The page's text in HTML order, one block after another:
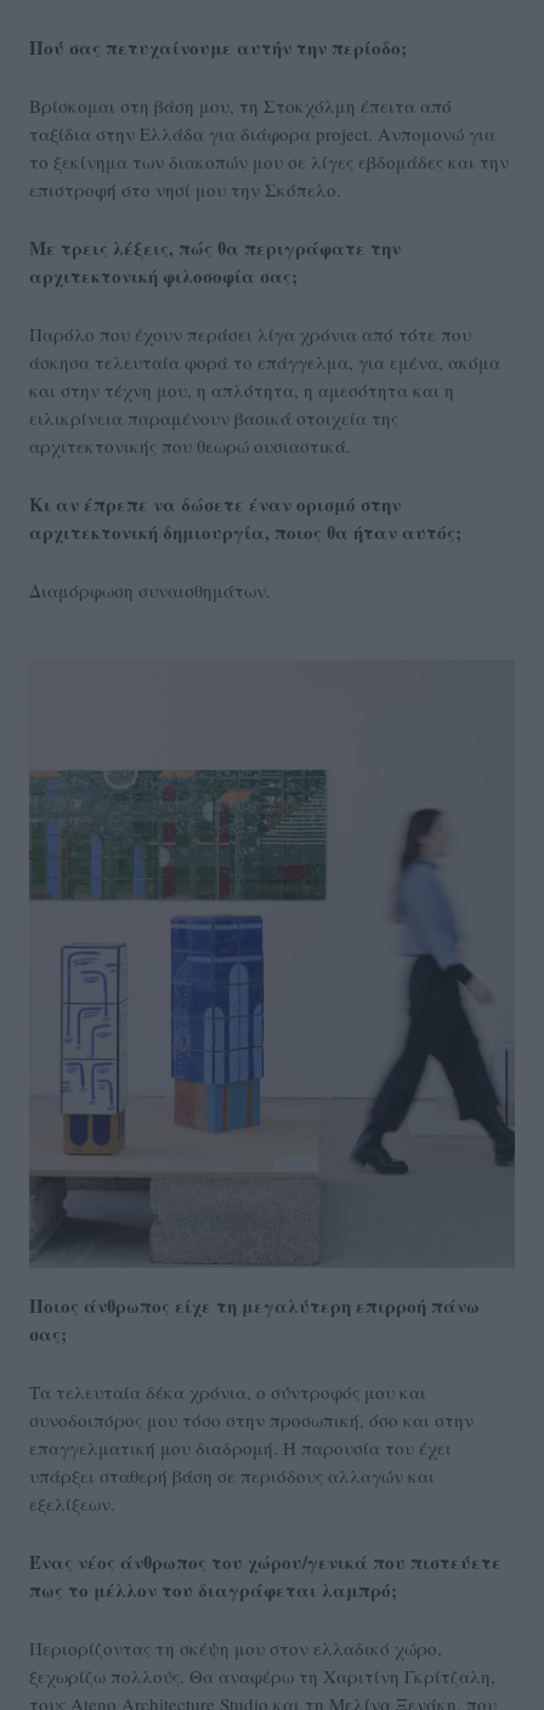
Πού σας πετυχαίνουμε αυτήν την περίοδο;
Βρίσκομαι στη βάση μου, τη Στοκχόλμη έπειτα από
ταξίδια στην Ελλάδα για διάφορα project. Ανπομονώ για
το ξεκίνημα των διακοπών μου σε λίγες εβδομάδες και την
επιστροφή στο νησί μου την Σκόπελο.
Με τρεις λέξεις, πώς θα περιγράφατε την
αρχιτεκτονική φιλοσοφία σας;
Παρόλο που έχουν περάσει λίγα χρόνια από τότε που
άσκησα τελευταία φορά το επάγγελμα, για εμένα, ακόμα
και στην τέχνη μου, η απλότητα, η αμεσότητα και η
ειλικρίνεια παραμένουν βασικά στοιχεία της
αρχιτεκτονικής που θεωρώ ουσιαστικά.
Κι αν έπρεπε να δώσετε έναν ορισμό στην
αρχιτεκτονική δημιουργία, ποιος θα ήταν αυτός;
Διαμόρφωση συναισθημάτων.
Ποιος άνθρωπος είχε τη μεγαλύτερη επιρροή πάνω
σας;
Τα τελευταία δέκα χρόνια, ο σύντροφός μου και
συνοδοιπόρος μου τόσο στην προσωπική, όσο και στην
επαγγελματική μου διαδρομή. Η παρουσία του έχει
υπάρξει σταθερή βάση σε περιόδους αλλαγών και
εξελίξεων.
Ένας νέος άνθρωπος του χώρου/γενικά που πιστεύετε
πως το μέλλον του διαγράφεται λαμπρό;
Περιορίζοντας τη σκέψη μου στον ελλαδικό χώρο,
ξεχωρίζω πολλούς. Θα αναφέρω τη Χαριτίνη Γκρίτζαλη,
τους Ateno Architecture Studio και τη Μελίνα Ξενάκη, που